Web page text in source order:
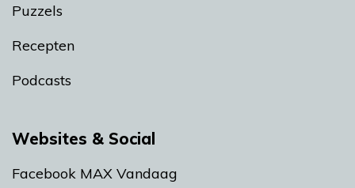
Puzzels
Recepten
Podcasts
Websites & Social
Facebook MAX Vandaag